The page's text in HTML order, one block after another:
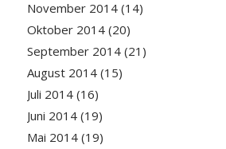
November 2014(14)
Oktober 2014(20)
September 2014(21)
August 2014(15)
Juli 2014(16)
Juni 2014(19)
Mai 2014(19)